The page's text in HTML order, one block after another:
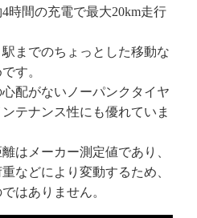
時間の充電で最大20km走行
までのちょっとした移動な
す。
配がないノーパンクタイヤ
テナンス性にも優れていま
はメーカー測定値であり、
などにより変動するため、
はありません。